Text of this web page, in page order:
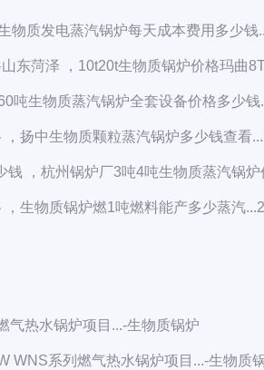
物质发电蒸汽锅炉每天成本费用多少钱
东菏泽 ，10t20t生物质锅炉价格玛曲
吨生物质蒸汽锅炉全套设备价格多少钱
扬中生物质颗粒蒸汽锅炉多少钱查看...
钱 ，杭州锅炉厂3吨4吨生物质蒸汽锅炉
生物质锅炉燃1吨燃料能产多少蒸汽...
气热水锅炉项目...-生物质锅炉
WNS系列燃气热水锅炉项目...-生物质